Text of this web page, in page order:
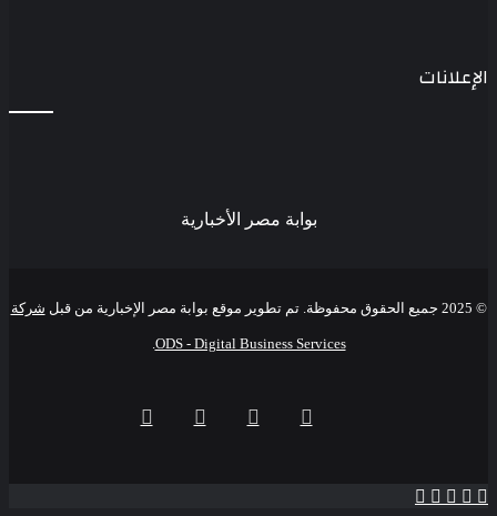
الإعلانات
بوابة مصر الأخبارية
© 2025 جميع الحقوق محفوظة. تم تطوير موقع بوابة مصر الإخبارية من قبل شركة
ODS - Digital Business Services
فيسبوك ‫YouTube
فيسبوك ‫X
واتساب
تيلقرام